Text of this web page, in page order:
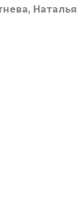
Наталья